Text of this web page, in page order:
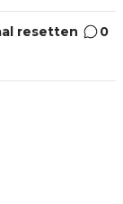
resetten
0